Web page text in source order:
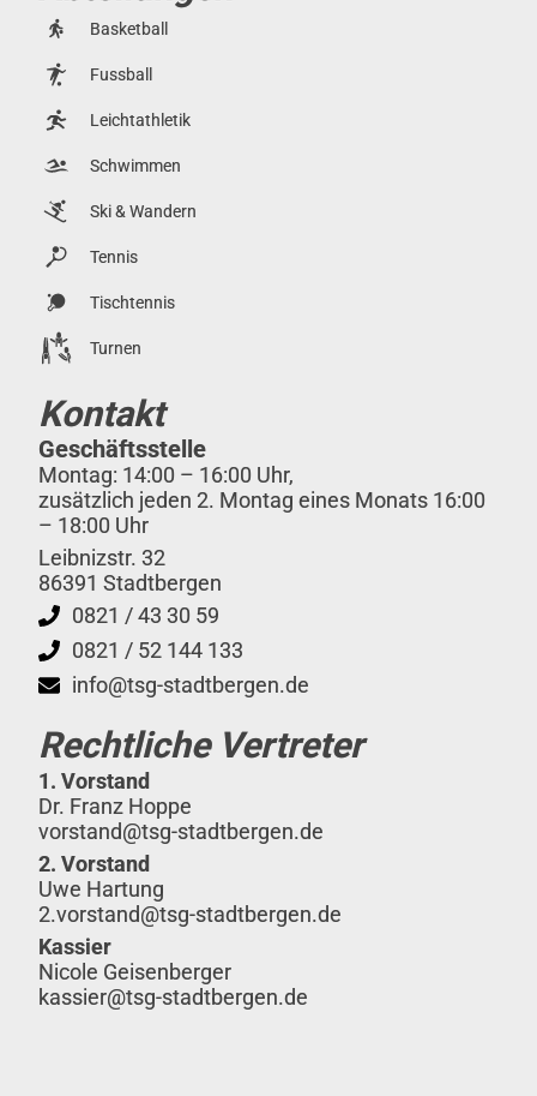
Basketball
Fussball
Leichtathletik
Schwimmen
Ski & Wandern
Tennis
Tischtennis
Turnen
Kontakt
Geschäftsstelle
Montag: 14:00 – 16:00 Uhr,
zusätzlich jeden 2. Montag eines Monats 16:00
– 18:00 Uhr
Leibnizstr. 32
86391 Stadtbergen
0821 / 43 30 59
0821 / 52 144 133
info@tsg-stadtbergen.de
Rechtliche Vertreter
1. Vorstand
Dr. Franz Hoppe
vorstand@tsg-stadtbergen.de
2. Vorstand
Uwe Hartung
2.vorstand@tsg-stadtbergen.de
Kassier
Nicole Geisenberger
kassier@tsg-stadtbergen.de